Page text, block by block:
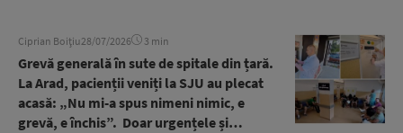
Ciprian Boițiu28/07/2026 3 min
Grevă generală în sute de spitale din țară.
La Arad, pacienții veniți la SJU au plecat
acasă: „Nu mi-a spus nimeni nimic, e
grevă, e închis”. Doar urgențele și